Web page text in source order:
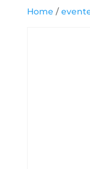
Home /